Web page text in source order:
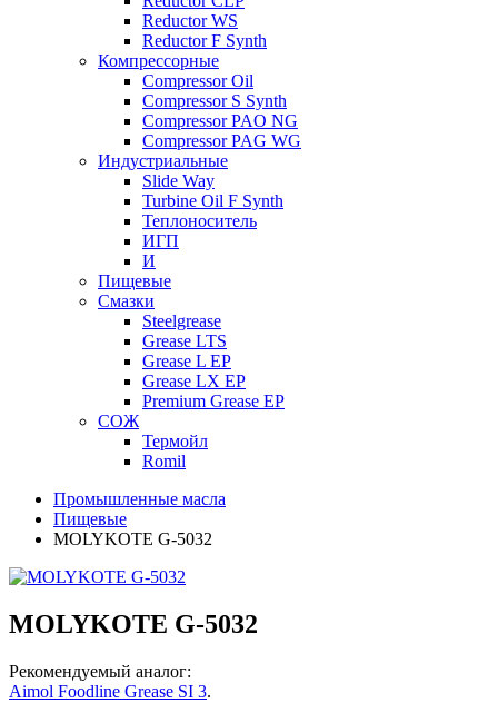
Reductor WS
Reductor F Synth
Компрессорные
Compressor Oil
Compressor S Synth
Compressor PAO NG
Compressor PAG WG
Индустриальные
Slide Way
Turbine Oil F Synth
Теплоноситель
ИГП
И
Пищевые
Смазки
Steelgrease
Grease LTS
Grease L EP
Grease LX EP
Premium Grease EP
СОЖ
Термойл
Romil
Промышленные масла
Пищевые
MOLYKOTE G-5032
MOLYKOTE G-5032
Рекомендуемый аналог:
Aimol Foodline Grease SI 3.